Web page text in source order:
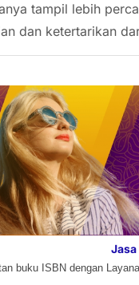
tampil lebih
dan ketertarikan
Jasa
buku ISBN dengan